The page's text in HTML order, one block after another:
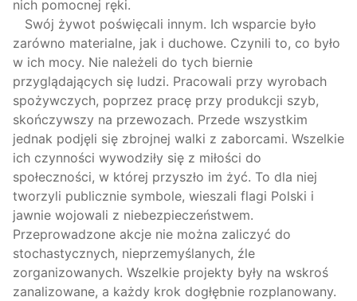
nich pomocnej ręki.
Swój żywot poświęcali innym. Ich wsparcie było
zarówno materialne, jak i duchowe. Czynili to, co było
w ich mocy. Nie należeli do tych biernie
przyglądających się ludzi. Pracowali przy wyrobach
spożywczych, poprzez pracę przy produkcji szyb,
skończywszy na przewozach. Przede wszystkim
jednak podjęli się zbrojnej walki z zaborcami. Wszelkie
ich czynności wywodziły się z miłości do
społeczności, w której przyszło im żyć. To dla niej
tworzyli publicznie symbole, wieszali flagi Polski i
jawnie wojowali z niebezpieczeństwem.
Przeprowadzone akcje nie można zaliczyć do
stochastycznych, nieprzemyślanych, źle
zorganizowanych. Wszelkie projekty były na wskroś
zanalizowane, a każdy krok dogłębnie rozplanowany.